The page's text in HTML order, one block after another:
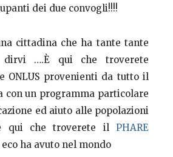
dei due convogli!!!!
cittadina che ha tante tante
….È qui che troverete
ONLUS provenienti da tutto il
con un programma particolare
ed aiuto alle popolazioni
qui che troverete il PHARE
ha avuto nel mondo